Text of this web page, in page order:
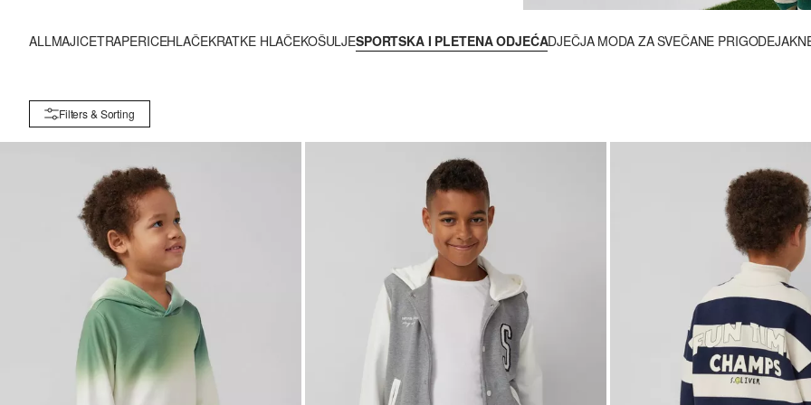
ALLMAJICETRAPERICEHLAČEKRATKE HLAČEKOŠULJESPORTSKA I PLETENA ODJEĆADJEČJA MODA ZA SVEČANE PRIGODE
Filters & Sorting